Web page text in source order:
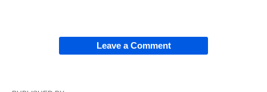
Leave a Comment